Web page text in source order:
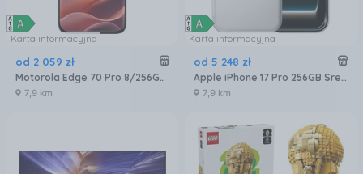
Karta informacyjna
od 2 059 zł
Motorola Edge 70 Pro 8/256GB Bordowy
7,9 km
Karta informacyjna
od 5 248 zł
Apple iPhone 17 Pro 256GB Srebrny
7,9 km